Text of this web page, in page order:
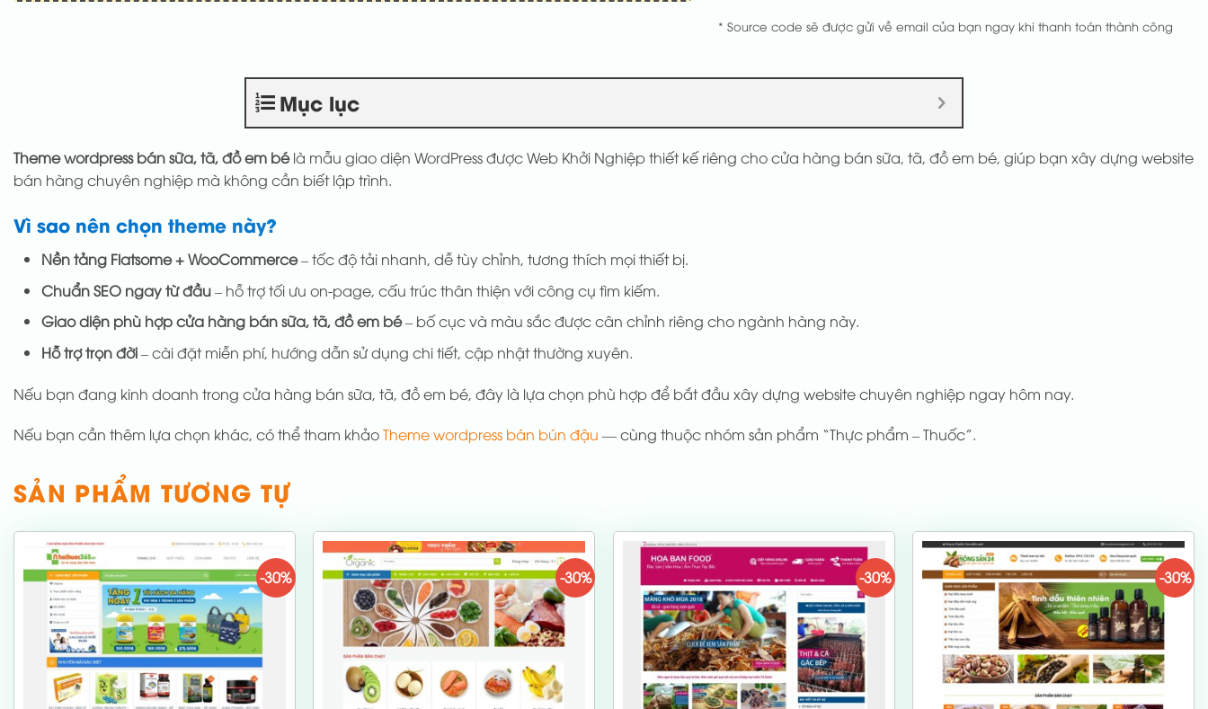
* Source code sẽ được gửi về email của bạn ngay khi thanh toán thành công
Mục lục
Theme wordpress bán sữa, tã, đồ em bélà mẫu giao diện WordPress được Web Khởi Nghiệp thiết kế riêng cho cửa hàng bán sữa, tã, đồ em bé, giúp bạn xây dựng website
bán hàng chuyên nghiệp mà không cần biết lập trình.
Vì sao nên chọn theme này?
Nền tảng Flatsome + WooCommerce– tốc độ tải nhanh, dễ tùy chỉnh, tương thích mọi thiết bị.
Chuẩn SEO ngay từ đầu– hỗ trợ tối ưu on-page, cấu trúc thân thiện với công cụ tìm kiếm.
Giao diện phù hợp cửa hàng bán sữa, tã, đồ em bé– bố cục và màu sắc được cân chỉnh riêng cho ngành hàng này.
Hỗ trợ trọn đời– cài đặt miễn phí, hướng dẫn sử dụng chi tiết, cập nhật thường xuyên.
Nếu bạn đang kinh doanh trong cửa hàng bán sữa, tã, đồ em bé, đây là lựa chọn phù hợp để bắt đầu xây dựng website chuyên nghiệp ngay hôm nay.
Nếu bạn cần thêm lựa chọn khác, có thể tham khảoTheme wordpress bán bún đậu — cùng thuộc nhóm sản phẩm “Thực phẩm – Thuốc”.
SẢN PHẨM TƯƠNG TỰ
-30% -30% -30% -30%